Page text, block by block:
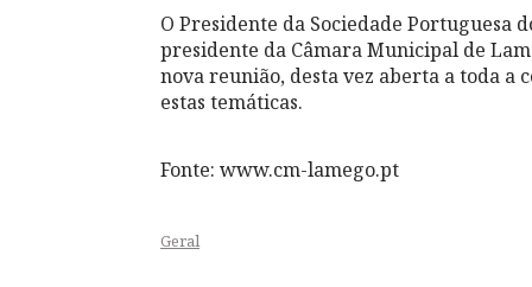
O Presidente da Sociedade Portuguesa
presidente da Câmara Municipal de
nova reunião, desta vez aberta a toda a
estas temáticas.
Fonte: www.cm-lamego.pt
Geral